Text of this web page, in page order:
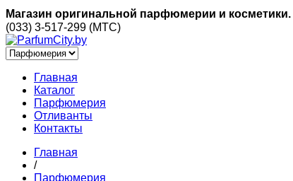
Магазин оригинальной парфюмерии и косметики.
(033) 3-517-299 (МТС)
Главная
Каталог
Парфюмерия
Отливанты
Контакты
Главная
/
Парфюмерия